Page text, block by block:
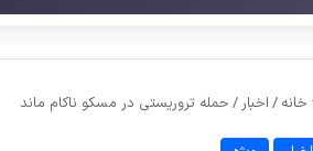
خانه / اخبار/ حمله تروریستی در مسکو ناکام ماند